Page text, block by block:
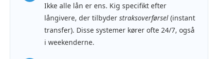
Ikke alle lån er ens. Kig specifikt efter
långivere, der tilbyder straksoverførsel (instant
transfer). Disse systemer kører ofte 24/7, også
i weekenderne.